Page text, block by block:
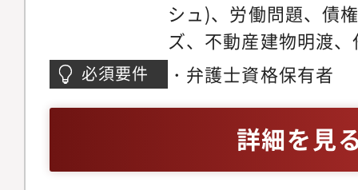
関心の高い分野で専
だきます。ゆくゆく
戦しつつ後輩弁護士
だきます。経験を積
師や、メディアへの
助けを借りながら、
きるかを弁護士が主
た、顧客獲得の見込
ロージングの段階で
をお願いしている為
着けることが可能で
ネスモデルでの実務
シュ)、労働問題、債
ズ、不動産建物明渡
件、不動産・法人登
務、コーポレートガ
チャー法務、IPO法
件、紛争案件、知的
必須要件 ・弁護士資格保有者
詳細を見